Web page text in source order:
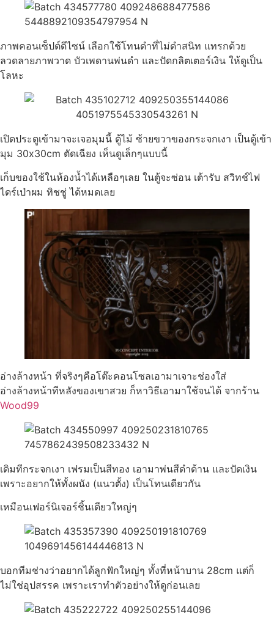
ภาพคอนเซ็ปต์ดีไซน์ เลือกใช้โทนดำที่ไม่ดำสนิท แทรกด้วย
ลวดลายภาพวาด บัวเพดานพ่นดำ และปัดกลิตเตอร์เงิน ให้ดูเป็น
โลหะ
เปิดประตูเข้ามาจะเจอมุมนี้ ตู้ไม้ ซ้ายขวาของกระจกเงา เป็นตู้เข้า
มุม 30x30cm ตัดเฉียง เห็นดูเล็กๆแบบนี้
เก็บของใช้ในห้องน้ำได้เหลือๆเลย ในตู้จะซ่อน เต้ารับ สวิทช์ไฟ
ไดร์เป่าผม ทิชชู่ ได้หมดเลย
อ่างล้างหน้า ที่จริงๆคือโต๊ะคอนโซลเอามาเจาะช่องใส่
อ่างล้างหน้าทีหลังของเขาสวย ก็หาวิธีเอามาใช้จนได้ จากร้าน
Wood99
เดิมทีกระจกเงา เฟรมเป็นสีทอง เอามาพ่นสีดำด้าน และปัดเงิน
เพราะอยากให้ทั้งผนัง (แนวตั้ง) เป็นโทนเดียวกัน
เหมือนเฟอร์นิเจอร์ชิ้นเดียวใหญ่ๆ
บอกทีมช่างว่าอยากได้ลูกฟักใหญ่ๆ ทั้งที่หน้าบาน 28cm แต่ก็
ไม่ใช่อุปสรรค เพราะเราทำตัวอย่างให้ดูก่อนเลย